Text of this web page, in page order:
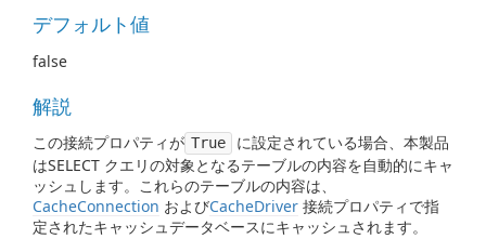
デフォルト値
false
解説
この接続プロパティが True
に設定されている場合、本製品
はSELECT クエリの対象となるテーブルの内容を自動的にキャ
ッシュします。これらのテーブルの内容は、
CacheConnection およびCacheDriver 接続プロパティで指
定されたキャッシュデータベースにキャッシュされます。